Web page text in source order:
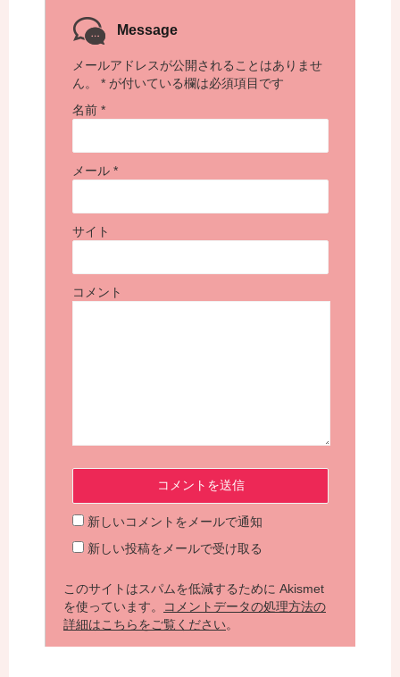
Message
メールアドレスが公開されることはありませ
ん。
* が付いている欄は必須項目です
名前 *
メール *
サイト
コメント
新しいコメントをメールで通知
新しい投稿をメールで受け取る
このサイトはスパムを低減するために Akismet
を使っています。
コメントデータの処理方法の
詳細はこちらをご覧ください。